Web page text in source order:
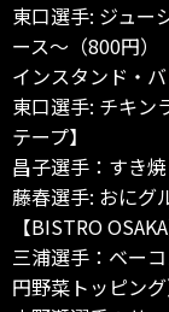
東口選手: ジュー
ース～（800円
インスタンド・
東口選手: チキン
テープ】
昌子選手：すき
藤春選手: おにグ
【BISTRO OSAKA
三浦選手：ベー
円野菜トッピン